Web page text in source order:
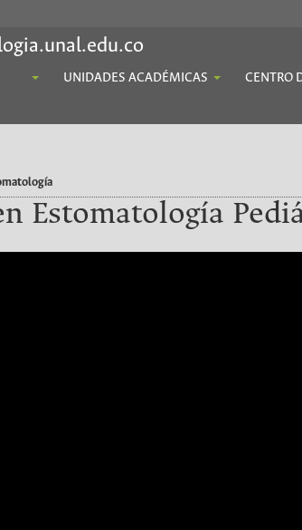
UNIDADES ACADÉMICAS CENTRO
Estomatología